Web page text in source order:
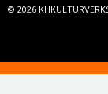
© 2026